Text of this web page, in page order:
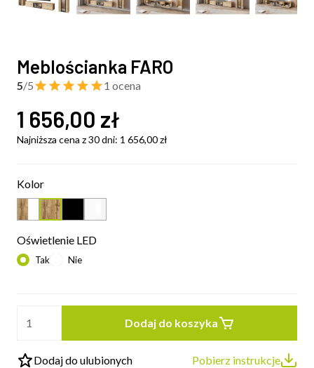
Meblościanka FARO
5/5 1 ocena
1 656,00 zł
Najniższa cena z 30 dni: 1 656,00zł
Kolor
Oświetlenie LED
Tak Nie
Dodaj do koszyka
Dodaj do ulubionych Pobierz instrukcje